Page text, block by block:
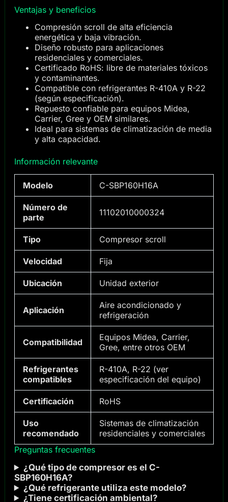
Ventajas y beneficios
Compresión scroll de alta eficiencia
energética y baja vibración.
Diseño robusto para aplicaciones
residenciales y comerciales.
Certificado RoHS: libre de materiales tóxicos
y contaminantes.
Compatible con refrigerantes R-410A y R-22
(según especificación).
Repuesto confiable para equipos Midea,
Carrier, Gree y OEM similares.
Ideal para sistemas de climatización de media
y alta capacidad.
Información relevante
Modelo C-SBP160H16A
Número de
parte
11102010000324
Tipo Compresor scroll
Velocidad Fija
Ubicación Unidad exterior
Aplicación
Aire acondicionado y
refrigeración
Compatibilidad
Equipos Midea, Carrier,
Gree, entre otros OEM
Refrigerantes
compatibles
R-410A, R-22 (ver
especificación del equipo)
Certificación RoHS
Uso
recomendado
Sistemas de climatización
residenciales y comerciales
Preguntas frecuentes
¿Qué tipo de compresor es el C-
SBP160H16A?
¿Qué refrigerante utiliza este modelo?
¿Tiene certificación ambiental?